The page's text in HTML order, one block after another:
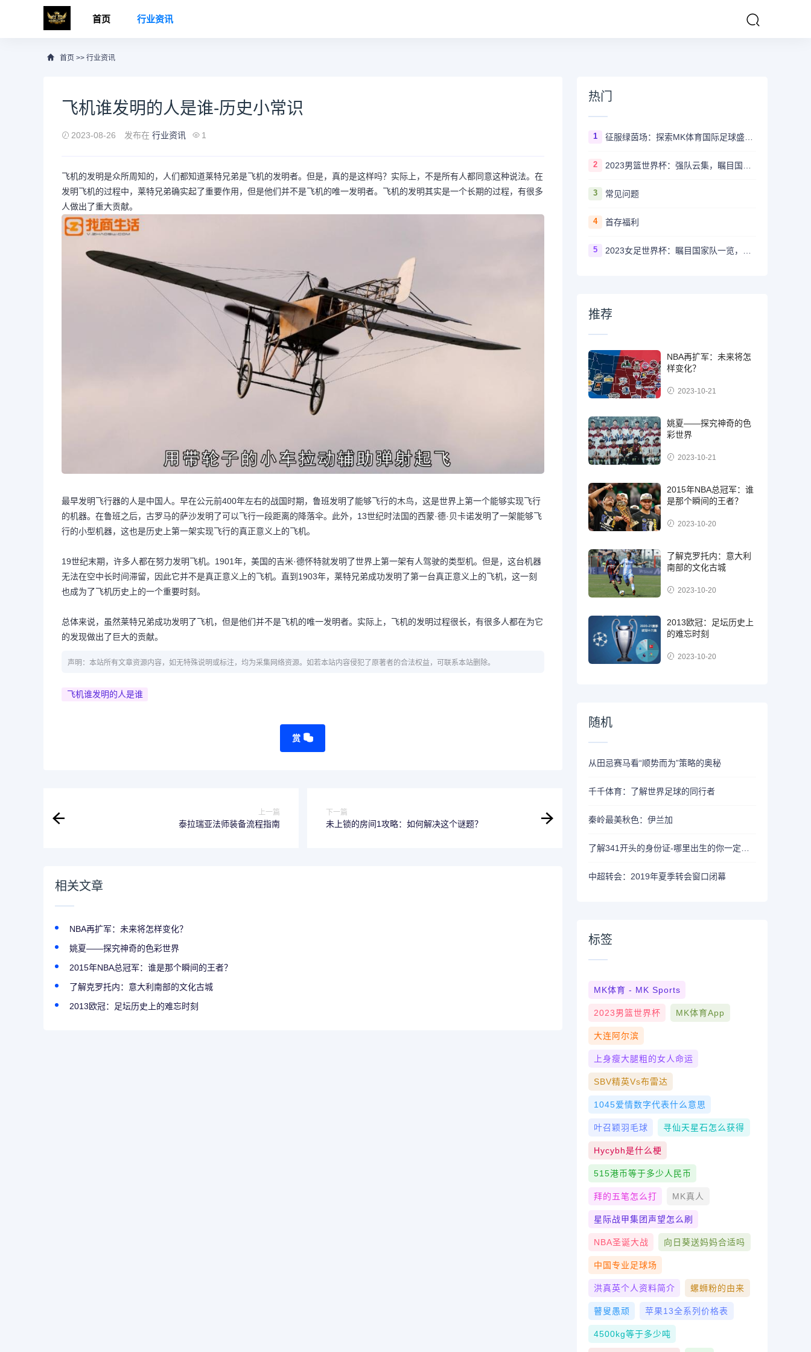
首页 行业资讯
首页 >> 行业资讯
飞机谁发明的人是谁-历史小常识
2023-08-26 发布在 行业资讯 1
飞机的发明是众所周知的，人们都知道莱特兄弟是飞机的发明者。但是，真的是这样吗？实际上，不是所有人都同意这种说法。在
发明飞机的过程中，莱特兄弟确实起了重要作用，但是他们并不是飞机的唯一发明者。飞机的发明其实是一个长期的过程，有很多
人做出了重大贡献。
最早发明飞行器的人是中国人。早在公元前400年左右的战国时期，鲁班发明了能够飞行的木鸟，这是世界上第一个能够实现飞行
的机器。在鲁班之后，古罗马的萨沙发明了可以飞行一段距离的降落伞。此外，13世纪时法国的西蒙·德·贝卡诺发明了一架能够飞
行的小型机器，这也是历史上第一架实现飞行的真正意义上的飞机。
19世纪末期，许多人都在努力发明飞机。1901年，美国的吉米·德怀特就发明了世界上第一架有人驾驶的类型机。但是，这台机器
无法在空中长时间滞留，因此它并不是真正意义上的飞机。直到1903年，莱特兄弟成功发明了第一台真正意义上的飞机，这一刻
也成为了飞机历史上的一个重要时刻。
总体来说，虽然莱特兄弟成功发明了飞机，但是他们并不是飞机的唯一发明者。实际上，飞机的发明过程很长，有很多人都在为它
的发现做出了巨大的贡献。
声明：本站所有文章资源内容，如无特殊说明或标注，均为采集网络资源。如若本站内容侵犯了原著者的合法权益，可联系本站删除。
飞机谁发明的人是谁
赏
上一篇
泰拉瑞亚法师装备流程指南
下一篇
未上锁的房间1攻略：如何解决这个谜题？
相关文章
NBA再扩军：未来将怎样变化？
姚夏——探究神奇的色彩世界
2015年NBA总冠军：谁是那个瞬间的王者？
了解克罗托内：意大利南部的文化古城
2013欧冠：足坛历史上的难忘时刻
热门
1 征服绿茵场：探索MK体育国际足球盛事的辉煌传奇
2
3 常见问题
4 首存福利
5
推荐
NBA再扩军：未来将怎
样变化？
2023-10-21
姚夏——探究神奇的色
彩世界
2023-10-21
2015年NBA总冠军：谁
是那个瞬间的王者？
2023-10-20
了解克罗托内：意大利
南部的文化古城
2023-10-20
2013欧冠：足坛历史上
的难忘时刻
2023-10-20
随机
从田忌赛马看“顺势而为”策略的奥秘
千千体育：了解世界足球的同行者
秦岭最美秋色：伊兰加
中超转会：2019年夏季转会窗口闭幕
标签
MK体育 - MK Sports
2023男篮世界杯 MK体育App
大连阿尔滨
上身瘦大腿粗的女人命运
SBV精英vs布雷达
1045爱情数字代表什么意思
叶召颖羽毛球 寻仙天星石怎么获得
Hycybh是什么梗
515港币等于多少人民币
拜的五笔怎么打 MK真人
星际战甲集团声望怎么刷
NBA圣诞大战 向日葵送妈妈合适吗
中国专业足球场
洪真英个人资料简介 螺蛳粉的由来
瞽叟愚顽 苹果13全系列价格表
4500kg等于多少吨